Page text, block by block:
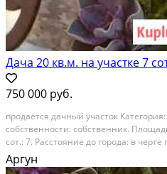
Дача 20 кв.м. на участке 7
750 000 руб.
продаётся дачный участок
собственности: собственник.
сот.: 7. Расстояние до города: в
Вид объекта: дачи. Этажей в доме: 1.
аргун
Аргун